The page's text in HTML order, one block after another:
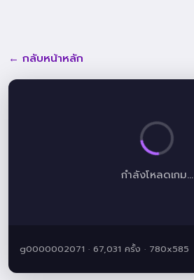
← กลับหน้าหลัก
กำลังโหลดเกม...
g0000002071 · 67,031 ครั้ง · 780x585